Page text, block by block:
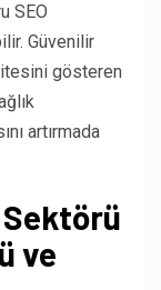
SEO
Güvenilir
gösteren
artırmada
ve